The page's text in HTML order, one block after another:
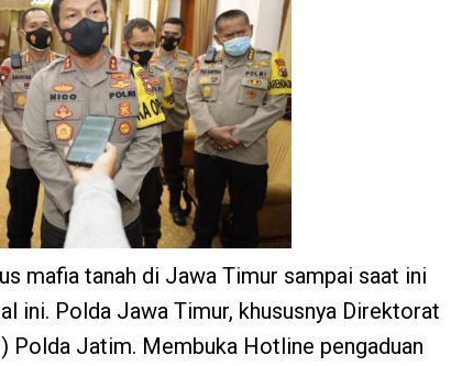
mafia tanah di Jawa Timur sampai saat ini
ini. Polda Jawa Timur, khususnya Direktorat
Polda Jatim. Membuka Hotline pengaduan